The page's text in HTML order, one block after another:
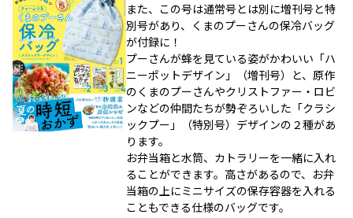
また、この号は通常号とは別に増刊号と特
別号があり、くまのプーさんの保冷バッグ
が付録に！
プーさんが蜂を見ている姿がかわいい「ハ
ニーポットデザイン」（増刊号）と、原作
のくまのプーさんやクリストファー・ロビ
ンなどの仲間たちが勢ぞろいした「クラシ
ックプー」（特別号）デザインの２種があ
ります。
お弁当箱と水筒、カトラリーを一緒に入れ
ることができます。高さがあるので、お弁
当箱の上にミニサイズの保存容器を入れる
こともできる仕様のバッグです。